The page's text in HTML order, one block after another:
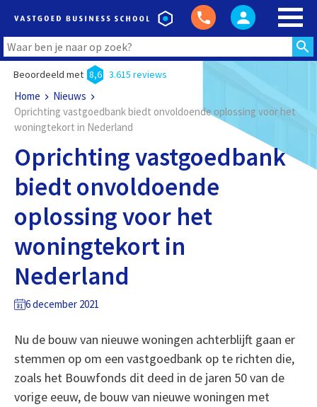
Beoordeeld met 8,6 3.615 reviews
Home
Nieuws
Oprichting vastgoedbank biedt onvoldoende oplossing voor het
woningtekort in Nederland
Oprichting vastgoedbank
biedt onvoldoende
oplossing voor het
woningtekort in
Nederland
6 december 2021
Nu de bouw van nieuwe woningen achterblijft gaan er
stemmen op om een vastgoedbank op te richten die,
zoals het Bouwfonds dit deed in de jaren 50 van de
vorige eeuw, de bouw van nieuwe woningen met